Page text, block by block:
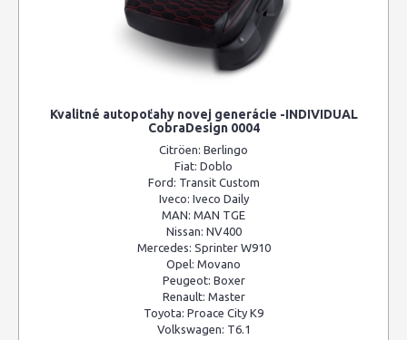
Kvalitné autopoťahy novej generácie -INDIVIDUAL
CobraDesign 0004
Citröen: Berlingo
Fiat: Doblo
Ford: Transit Custom
Iveco: Iveco Daily
MAN: MAN TGE
Nissan: NV400
Mercedes: Sprinter W910
Opel: Movano
Peugeot: Boxer
Renault: Master
Toyota: Proace City K9
Volkswagen: T6.1